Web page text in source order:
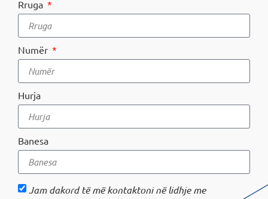
Pagesa e faturave
За Неотел
Rruga
Numër
Hurja
Banesa
Jam dakord të më kontaktoni në lidhje me